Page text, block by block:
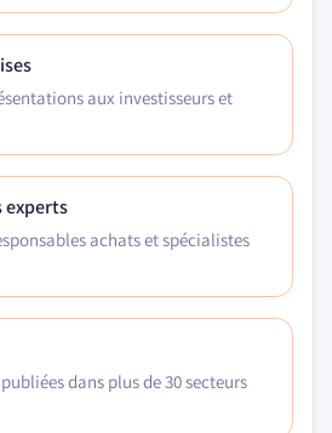
aux investisseurs et
experts
achats et spécialistes
dans plus de 30 secteurs